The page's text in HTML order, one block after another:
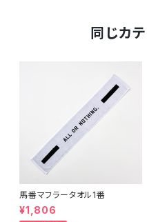
同じカ
馬番マフラータオル1番
¥1,806